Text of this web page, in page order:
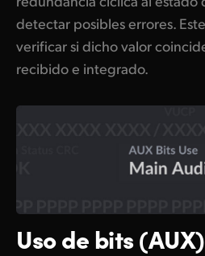
detectar posibles errores.
verificar si dicho valor
recibido e integrado.
Uso de bits (AUX)